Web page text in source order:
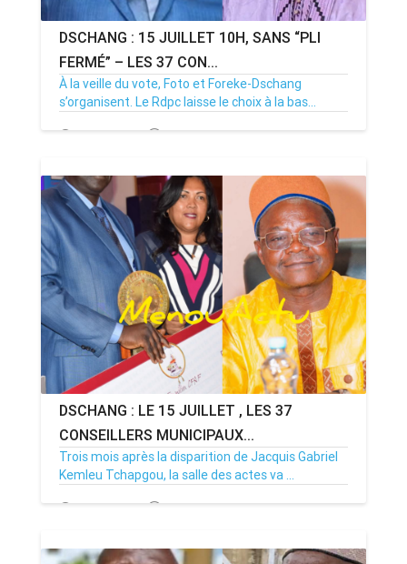
DSCHANG : 15 JUILLET 10H, SANS “PLI
FERMÉ” – LES 37 CON...
À la veille du vote, Foto et Foreke-Dschang
s’organisent. Le Rdpc laisse le choix à la bas...
14/07/26 Par MenouActu 0
DSCHANG : LE 15 JUILLET , LES 37
CONSEILLERS MUNICIPAUX...
Trois mois après la disparition de Jacquis Gabriel
Kemleu Tchapgou, la salle des actes va ...
13/07/26 Par MenouActu 0